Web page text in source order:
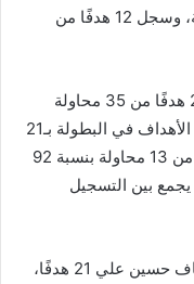
محاولة، بنسبة مميزة بلغت 77.7 في المئة، وسجل 12 هدفًا من
أما الياباني كوسوكي ياسوهيرا، فسجل 27 هدفًا من 35 محاولة
بنسبة 77.1 في المئة، ويتصدر قائمة صناع الأهداف في البطولة بـ21
تمريرة حاسمة. كما سجل 12 رمية جزائية من 13 محاولة بنسبة 92
بين التسجيل
وسجل نبيل كمال 22 هدفًا وصنع 15، وأضاف حسين علي 21 هدفًا،